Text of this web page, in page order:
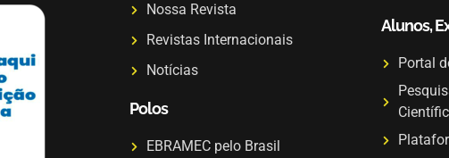
Nossa Revista
Revistas Internacionais
Notícias
Polos
EBRAMEC pelo Brasil
Alunos,
Portal